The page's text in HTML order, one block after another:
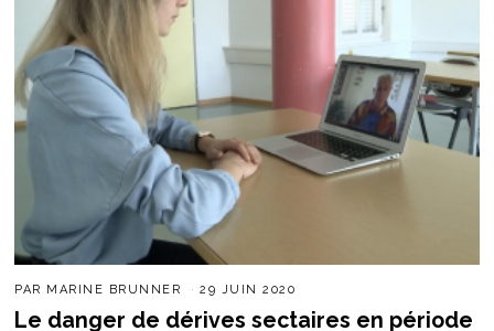
PAR MARINE BRUNNER 29 JUIN 2020
Le danger de dérives sectaires en période